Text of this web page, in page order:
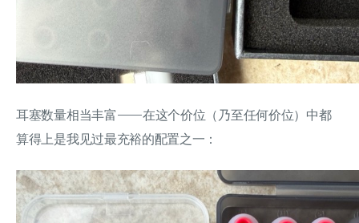
耳塞数量相当丰富——在这个价位（乃至任何价位）中都
算得上是我见过最充裕的配置之一：